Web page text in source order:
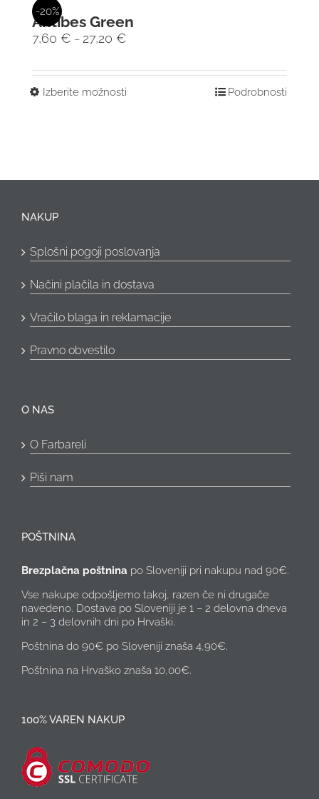
-20%
Antibes Green
7,60 € – 27,20 €
Izberite možnosti Podrobnosti
NAKUP
Splošni pogoji poslovanja
Načini plačila in dostava
Vračilo blaga in reklamacije
Pravno obvestilo
O NAS
O Farbareli
Piši nam
POŠTNINA
Brezplačna poštnina po Sloveniji pri nakupu nad 90€.
Vse nakupe odpošljemo takoj, razen če ni drugače
navedeno. Dostava po Sloveniji je 1 – 2 delovna dneva
in 2 – 3 delovnih dni po Hrvaški.
Poštnina do 90€ po Sloveniji znaša 4,90€.
Poštnina na Hrvaško znaša 10,00€.
100% VAREN NAKUP